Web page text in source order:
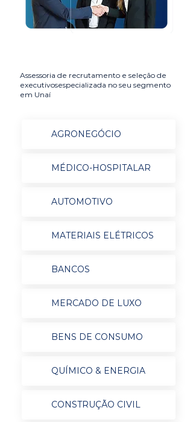
Assessoria de recrutamento e seleção de
executivosespecializada no seu segmento
em Unaí
AGRONEGÓCIO
MÉDICO-HOSPITALAR
AUTOMOTIVO
MATERIAIS ELÉTRICOS
BANCOS
MERCADO DE LUXO
BENS DE CONSUMO
QUÍMICO & ENERGIA
CONSTRUÇÃO CIVIL